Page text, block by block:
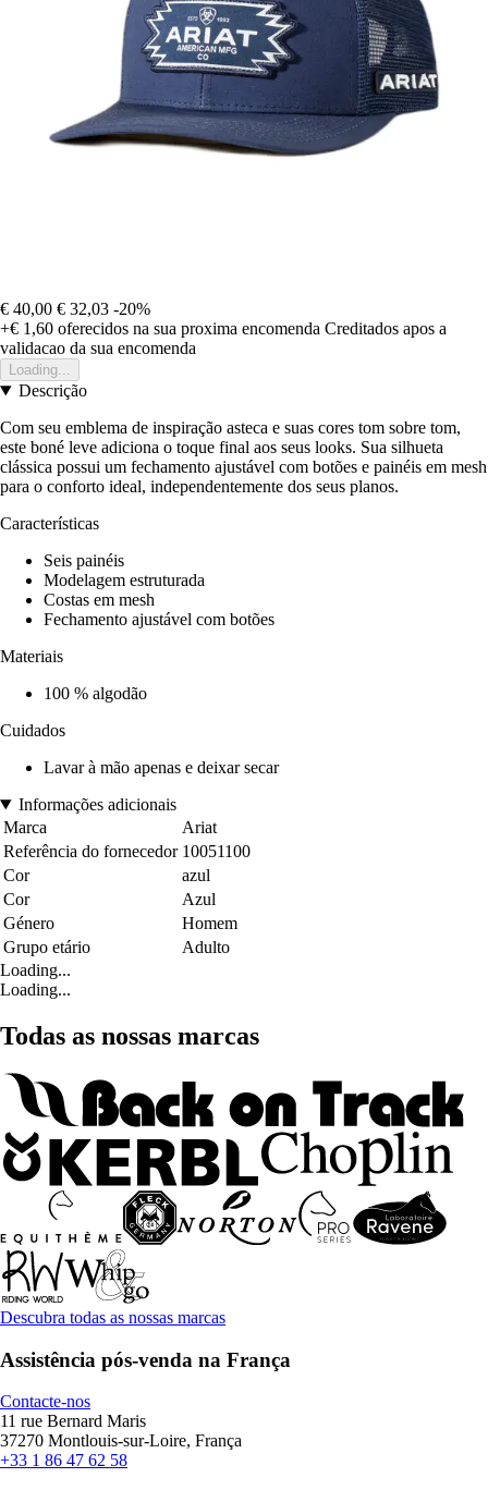
€ 40,00 € 32,03 -20%
+€ 1,60 oferecidos na sua proxima encomenda Creditados apos a
validacao da sua encomenda
Loading...
Descrição
Com seu emblema de inspiração asteca e suas cores tom sobre tom,
este boné leve adiciona o toque final aos seus looks. Sua silhueta
clássica possui um fechamento ajustável com botões e painéis em mesh
para o conforto ideal, independentemente dos seus planos.
Características
Seis painéis
Modelagem estruturada
Costas em mesh
Fechamento ajustável com botões
Materiais
100 % algodão
Cuidados
Lavar à mão apenas e deixar secar
Informações adicionais
Marca
Ariat
Referência do fornecedor 10051100
Cor
azul
Cor
Azul
Género
Homem
Grupo etário
Adulto
Loading...
Loading...
Todas as nossas marcas
Descubra todas as nossas marcas
Assistência pós-venda na França
Contacte-nos
11 rue Bernard Maris
37270 Montlouis-sur-Loire, França
+33 1 86 47 62 58